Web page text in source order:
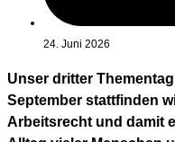
24. Juni 2026
Unser dritter
September stattfinden
Arbeitsrecht und damit